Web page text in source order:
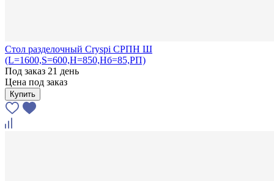
Стол разделочный Cryspi СРПН Ш
(L=1600,S=600,H=850,Hб=85,РП)
Под заказ 21 день
Цена под заказ
Купить